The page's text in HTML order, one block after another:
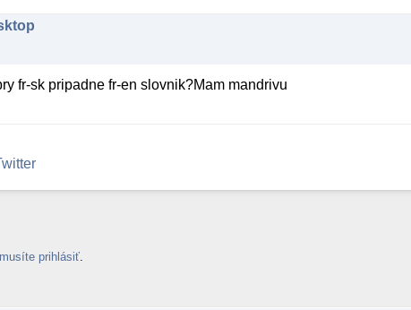
fr-sk pripadne fr-en slovnik?Mam mandrivu
musíte prihlásiť